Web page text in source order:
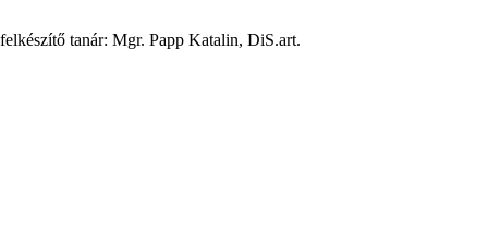
felkészítő tanár: Mgr. Papp Katalin, DiS.art.